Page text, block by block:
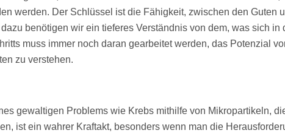
werden. Der Schlüssel ist die Fähigkeit, zwischen den Guten
benötigen wir ein tieferes Verständnis von dem, was sich in
muss immer noch daran gearbeitet werden, das Potenzial
zu verstehen.
gewaltigen Problems wie Krebs mithilfe von Mikropartikeln,
ist ein wahrer Kraftakt, besonders wenn man die